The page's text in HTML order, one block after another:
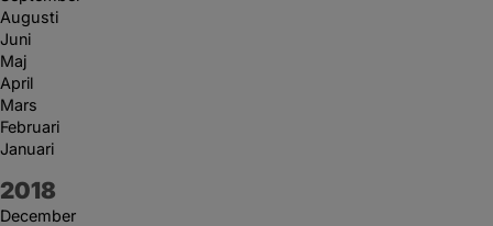
Augusti
Juni
Maj
April
Mars
Februari
Januari
År:
2018
December